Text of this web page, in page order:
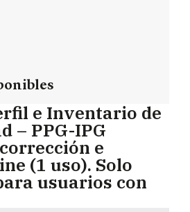
e Inventario de
– PPG-IPG
e
(1 uso). Solo
usuarios con